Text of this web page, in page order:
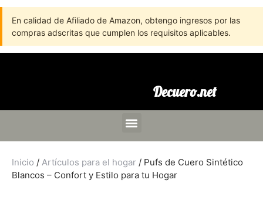
En calidad de Afiliado de Amazon, obtengo ingresos por las
compras adscritas que cumplen los requisitos aplicables.
Decuero.net
Inicio / Artículos para el hogar / Pufs de Cuero Sintético
Blancos – Confort y Estilo para tu Hogar